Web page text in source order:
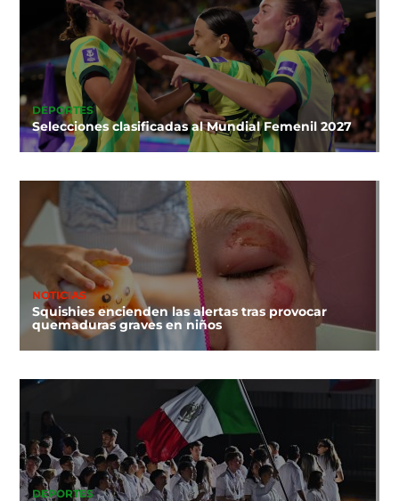
DEPORTES
Selecciones clasificadas al Mundial Femenil 2027
NOTICIAS
Squishies encienden las alertas tras provocar
quemaduras graves en niños
DEPORTES